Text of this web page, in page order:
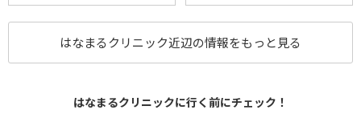
はなまるクリニック近辺の情報をもっと見る
はなまるクリニックに行く前にチェック！